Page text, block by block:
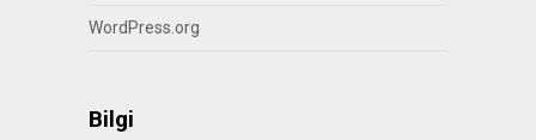
WordPress.org
Bilgi